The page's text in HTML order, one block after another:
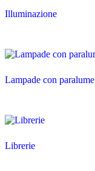
Illuminazione
Lampade con paralume
Librerie